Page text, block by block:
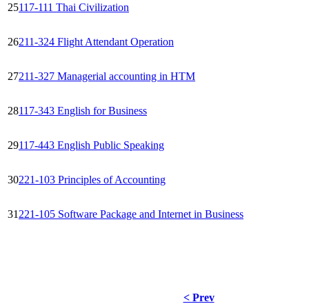
25117-111 Thai Civilization
26211-324 Flight Attendant Operation
27211-327 Managerial accounting in HTM
28117-343 English for Business
29117-443 English Public Speaking
30221-103 Principles of Accounting
31 221-105 Software Package and Internet in Business
< Prev